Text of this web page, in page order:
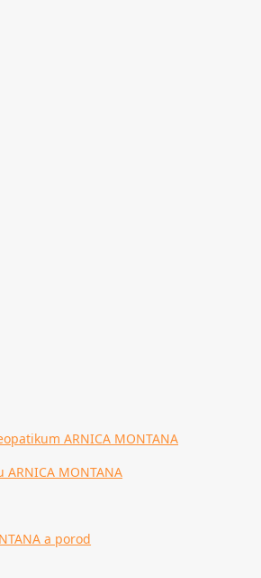
ARNICA MONTANA
ARNICA MONTANA
a porod